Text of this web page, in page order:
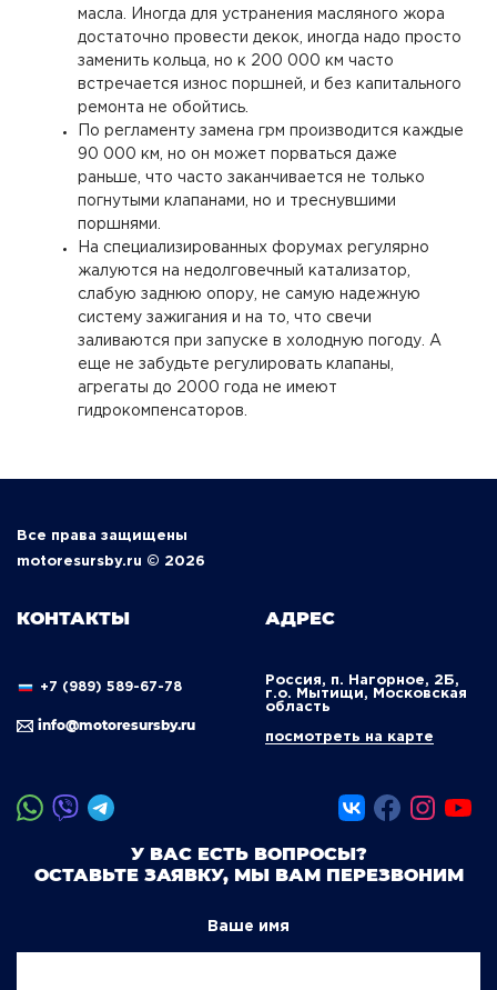
масла. Иногда для устранения масляного жора
достаточно провести декок, иногда надо просто
заменить кольца, но к 200 000 км часто
встречается износ поршней, и без капитального
ремонта не обойтись.
По регламенту замена грм производится каждые
90 000 км, но он может порваться даже
раньше, что часто заканчивается не только
погнутыми клапанами, но и треснувшими
поршнями.
На специализированных форумах регулярно
жалуются на недолговечный катализатор,
слабую заднюю опору, не самую надежную
систему зажигания и на то, что свечи
заливаются при запуске в холодную погоду. А
еще не забудьте регулировать клапаны,
агрегаты до 2000 года не имеют
гидрокомпенсаторов.
Все права защищены
motoresursby.ru © 2026
КОНТАКТЫ
+7 (989) 589-67-78
info@motoresursby.ru
АДРЕС
Россия, п. Нагорное, 2Б,
г.о. Мытищи, Московская
область
посмотреть на карте
У ВАС ЕСТЬ ВОПРОСЫ?
ОСТАВЬТЕ ЗАЯВКУ, МЫ ВАМ ПЕРЕЗВОНИМ
Ваше имя